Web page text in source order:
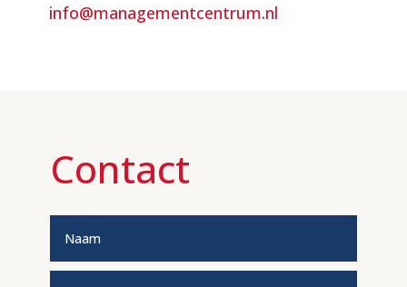
info@managementcentrum.nl
Contact